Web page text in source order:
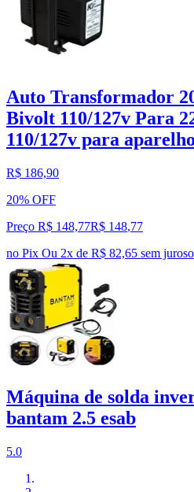
Auto Transformador
Bivolt 110/127v Para
110/127v para
R$ 186,90
20% OFF
Preço R$ 148,77R$ 148,77
no Pix Ou 2x de R$ 82,65 sem juros
Máquina de solda
bantam 2.5 esab
5.0